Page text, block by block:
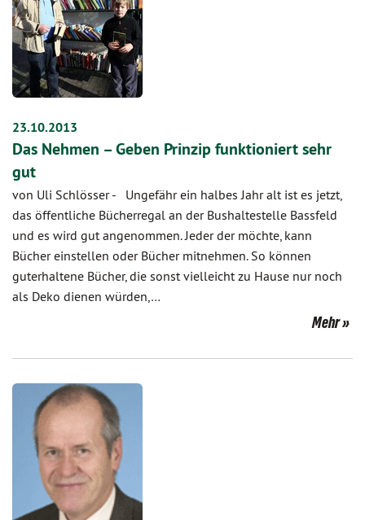
23.10.2013
Das Nehmen – Geben Prinzip funktioniert sehr
gut
von Uli Schlösser-
Ungefähr ein halbes Jahr alt ist es jetzt,
das öffentliche Bücherregal an der Bushaltestelle Bassfeld
und es wird gut angenommen. Jeder der möchte, kann
Bücher einstellen oder Bücher mitnehmen. So können
guterhaltene Bücher, die sonst vielleicht zu Hause nur noch
als Deko dienen würden,…
Mehr